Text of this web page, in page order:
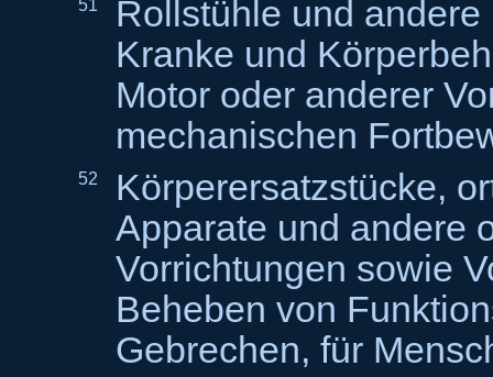
51
Rollstühle und
Kranke und
Motor oder anderer
mechanischen
52
Körperersatzstücke,
Apparate und andere
Vorrichtungen sowie
Beheben von
Gebrechen, für